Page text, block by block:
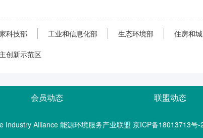
科技部 工业和信息化部 生态环境部 住房和
创新示范区
会员动态 联盟动态
Alliance 能源环境服务产业联盟 京ICP备18013713号-